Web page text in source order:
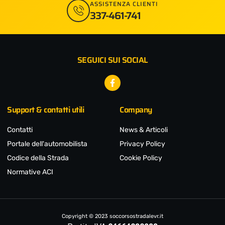
ASSISTENZA CLIENTI
337-461-741
SEGUICI SUI SOCIAL
Facebook-
f
Support & contatti utili
Contatti
Portale dell'automobilista
Codice della Strada
Normative ACI
Company
News & Articoli
Privacy Policy
Cookie Policy
Copyright © 2023 soccorsostradalevr.it